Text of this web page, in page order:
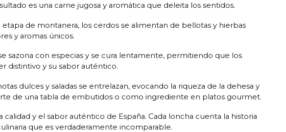
es una carne jugosa y aromática que deleita los sentidos.
de montanera, los cerdos se alimentan de bellotas y hierbas
y aromas únicos.
sazona con especias y se cura lentamente, permitiendo que los
distintivo y su sabor auténtico.
dulces y saladas se entrelazan, evocando la riqueza de la dehesa y
de una tabla de embutidos o como ingrediente en platos gourmet.
y el sabor auténtico de España. Cada loncha cuenta la historia
que es verdaderamente incomparable.